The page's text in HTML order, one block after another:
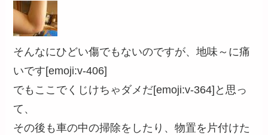
そんなにひどい傷でもないのですが、地味～に痛
いです[emoji:v-406]
でもここでくじけちゃダメだ[emoji:v-364]と思っ
て、
その後も車の中の掃除をしたり、物置を片付けた